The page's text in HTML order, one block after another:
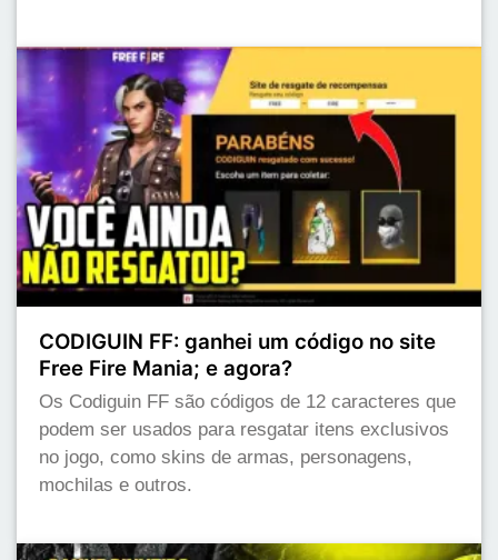
CODIGUIN FF: ganhei um código no site
Free Fire Mania; e agora?
Os Codiguin FF são códigos de 12 caracteres que
podem ser usados para resgatar itens exclusivos
no jogo, como skins de armas, personagens,
mochilas e outros.